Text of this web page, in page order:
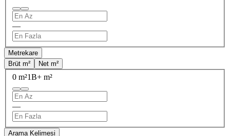
—
Metrekare
Brüt m²
Net m²
0 m²1B+ m²
—
Arama Kelimesi